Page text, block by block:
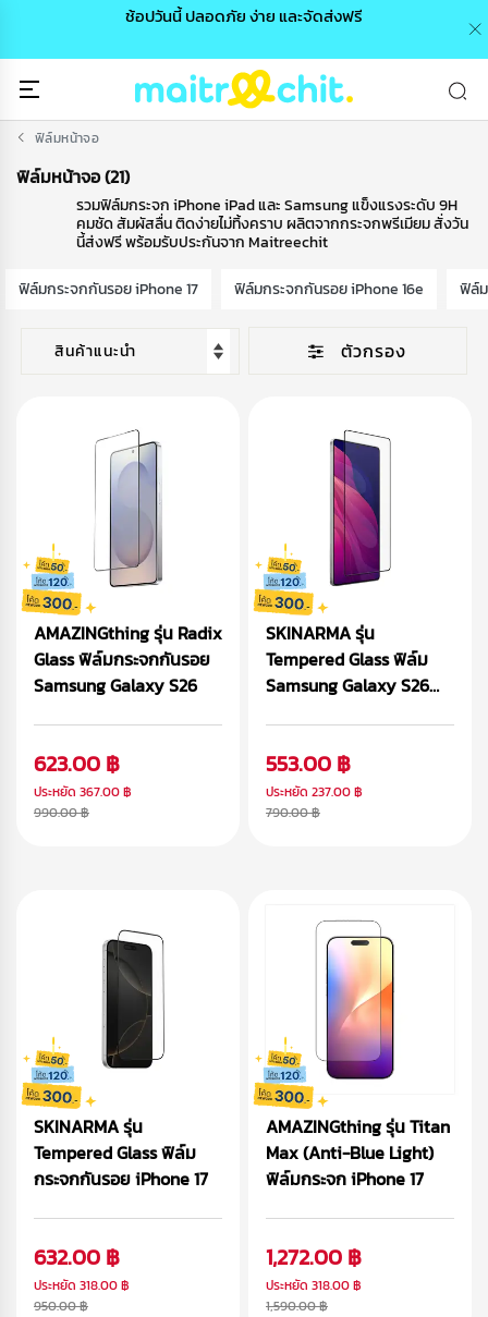
ช้อปวันนี้ ปลอดภัย ง่าย และจัดส่งฟรี
ฟิล์มหน้าจอ
ฟิล์มหน้าจอ (21)
รวมฟิล์มกระจก iPhone iPad และ Samsung แข็งแรงระดับ 9H
คมชัด สัมผัสลื่น ติดง่ายไม่ทิ้งคราบ ผลิตจากกระจกพรีเมียม สั่งวัน
นี้ส่งฟรี พร้อมรับประกันจาก Maitreechit
ฟิล์มกระจกกันรอย iPhone 17 ฟิล์มกระจกกันรอย iPhone 16e ฟิล์
ตัวกรอง
AMAZINGthing รุ่น Radix
Glass ฟิล์มกระจกกันรอย
Samsung Galaxy S26
623.00 ฿
ประหยัด 367.00 ฿
990.00 ฿
SKINARMA รุ่น
Tempered Glass ฟิล์ม
Samsung Galaxy S26
553.00 ฿
ประหยัด 237.00 ฿
790.00 ฿
SKINARMA รุ่น
Tempered Glass ฟิล์ม
กระจกกันรอย iPhone 17
632.00 ฿
ประหยัด 318.00 ฿
950.00 ฿
AMAZINGthing รุ่น Titan
Max (Anti-Blue Light)
ฟิล์มกระจก iPhone 17
1,272.00 ฿
ประหยัด 318.00 ฿
1,590.00 ฿